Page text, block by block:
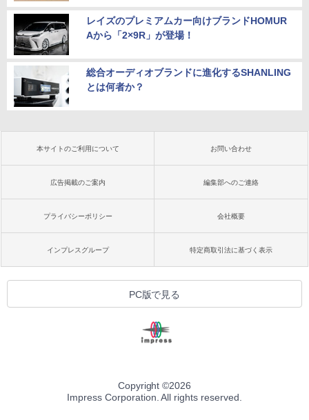
レイズのプレミアムカー向けブランドHOMUR
Aから「2×9R」が登場！
総合オーディオブランドに進化するSHANLING
とは何者か？
本サイトのご利用について お問い合わせ
広告掲載のご案内 編集部へのご連絡
プライバシーポリシー 会社概要
インプレスグループ 特定商取引法に基づく表示
PC版で見る
Copyright ©2026
Impress Corporation. All rights reserved.